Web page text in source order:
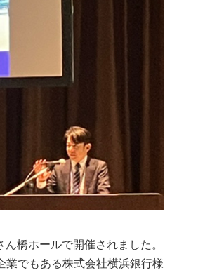
橋ホールで開催されました。
業でもある株式会社横浜銀行様